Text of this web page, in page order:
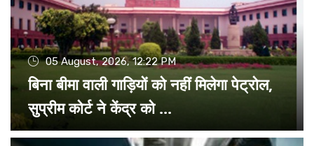
05 August, 2026, 12:22 PM
बिना बीमा वाली गाड़ियों को नहीं मिलेगा पेट्रोल,
सुप्रीम कोर्ट ने केंद्र को ...